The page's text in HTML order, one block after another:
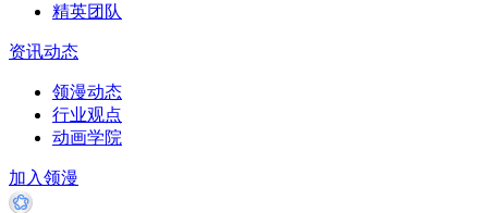
精英团队
资讯动态
领漫动态
行业观点
动画学院
加入领漫